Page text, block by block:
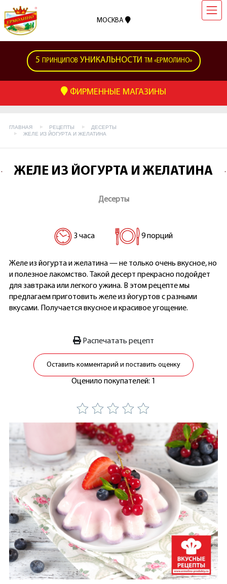
МОСКВА
5 ПРИНЦИПОВ УНИКАЛЬНОСТИ ТМ «ЕРМОЛИНО»
ФИРМЕННЫЕ МАГАЗИНЫ
ГЛАВНАЯ РЕЦЕПТЫ
ДЕСЕРТЫ
ЖЕЛЕ ИЗ ЙОГУРТА И ЖЕЛАТИНА
ЖЕЛЕ ИЗ ЙОГУРТА И ЖЕЛАТИНА
Десерты
3 часа 9 порций
Желе из йогурта и желатина — не только очень вкусное, но
и полезное лакомство. Такой десерт прекрасно подойдет
для завтрака или легкого ужина. В этом рецепте мы
предлагаем приготовить желе из йогуртов с разными
вкусами. Получается вкусное и красивое угощение.
Распечатать рецепт
Оставить комментарий и поставить оценку
Оценило покупателей: 1